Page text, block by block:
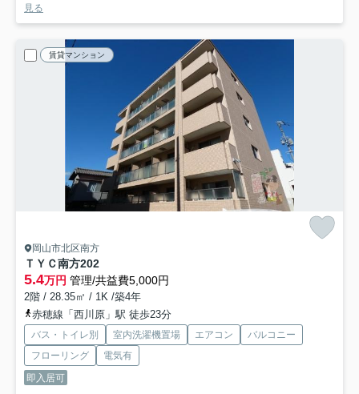
見る
賃貸マンション
岡山市北区南方
ＴＹＣ南方202
5.4万円 管理/共益費5,000円
2階 / 28.35㎡ / 1K /築4年
赤穂線「西川原」駅 徒歩23分
バス・トイレ別 室内洗濯機置場 エアコン
バルコニー
フローリング
電気有
即入居可